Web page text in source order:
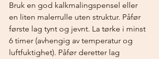
Bruk en god kalkmalingspensel eller
en liten malerrulle uten struktur. Påfør
første lag tynt og jevnt. La tørke i minst
6 timer (avhengig av temperatur og
luftfuktighet). Påfør deretter lag